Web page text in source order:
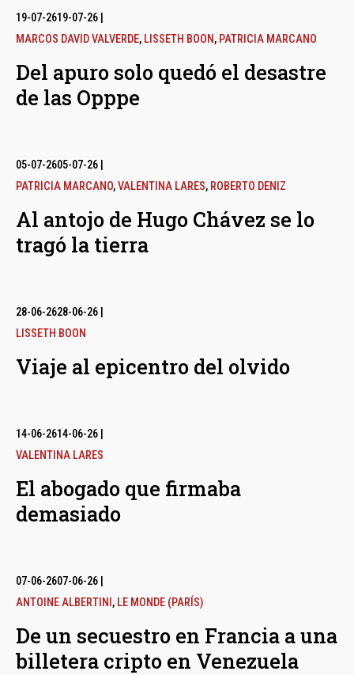
19-07-2619-07-26
MARCOS DAVID VALVERDE, LISSETH BOON, PATRICIA MARCANO
Del apuro solo quedó el desastre
de las Opppe
05-07-2605-07-26
PATRICIA MARCANO,VALENTINA LARES, ROBERTO DENIZ
Al antojo de Hugo Chávez se lo
tragó la tierra
28-06-2628-06-26
LISSETH BOON
Viaje al epicentro del olvido
14-06-2614-06-26
VALENTINA LARES
El abogado que firmaba
demasiado
07-06-2607-06-26
ANTOINE ALBERTINI , LE MONDE (PARÍS)
De un secuestro en Francia a una
billetera cripto en Venezuela